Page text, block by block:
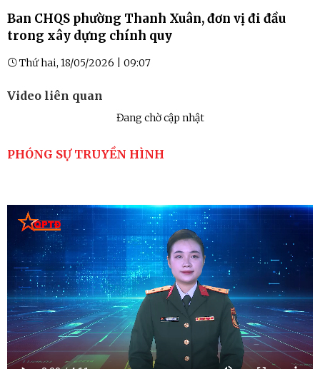
Ban CHQS phường Thanh Xuân, đơn vị đi đầu
trong xây dựng chính quy
Thứ hai, 18/05/2026 | 09:07
Video liên quan
Đang chờ cập nhật
PHÓNG SỰ TRUYỀN HÌNH